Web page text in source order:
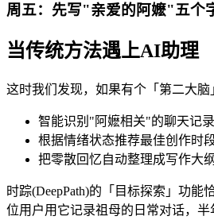
周五：先写"亲爱的阿嬷"五个
当传统方法遇上AI助理
这时我们发现，如果有个「第二大脑
智能识别"阿嬷相关"的聊天记
根据情绪状态推荐最佳创作时
把零散回忆自动整理成写作大纲
时踪(DeepPath)的「目标探索」功能
位用户用它记录祖母的日常对话，